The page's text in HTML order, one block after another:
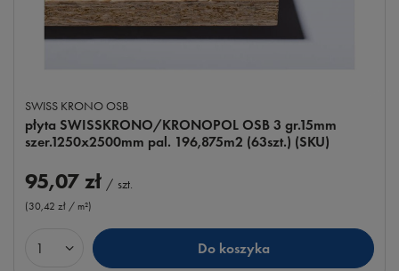
SWISS KRONO OSB
płyta SWISSKRONO/KRONOPOL OSB 3 gr.15mm
szer.1250x2500mm pal. 196,875m2 (63szt.) (SKU)
95,07 zł / szt.
(30,42 zł / m²)
Ilość produktów Do koszyka